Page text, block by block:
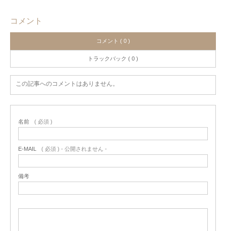
コメント
コメント ( 0 )
トラックバック ( 0 )
この記事へのコメントはありません。
名前 ( 必須 )
E-MAIL ( 必須 ) - 公開されません -
備考